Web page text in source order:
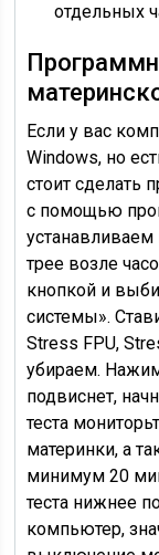
отдельных
Если у вас
Windows, но
стоит сделать
с помощью
трее возле
кнопкой и
системы».
Stress FPU,
убираем.
подвиснет,
теста
материнки, а
минимум 20
теста нижнее
компьютер,